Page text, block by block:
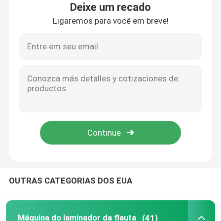
Visita à fábrica
Contacte-nos
Notícias
Solicite um orçamento
Máquina do laminador da flauta
Deixe um recado
Ligaremos para você em breve!
OUTRAS CATEGORIAS DOS EUA
Máquina do laminador da flauta (41)